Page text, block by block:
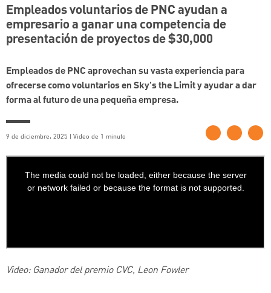
Empleados voluntarios de PNC ayudan a
empresario a ganar una competencia de
presentación de proyectos de $30,000
Empleados de PNC aprovechan su vasta experiencia para
ofrecerse como voluntarios en Sky's the Limit y ayudar a dar
forma al futuro de una pequeña empresa.
9 de diciembre, 2025 | Video de 1 minuto
Video: Ganador del premio CVC, Leon Fowler